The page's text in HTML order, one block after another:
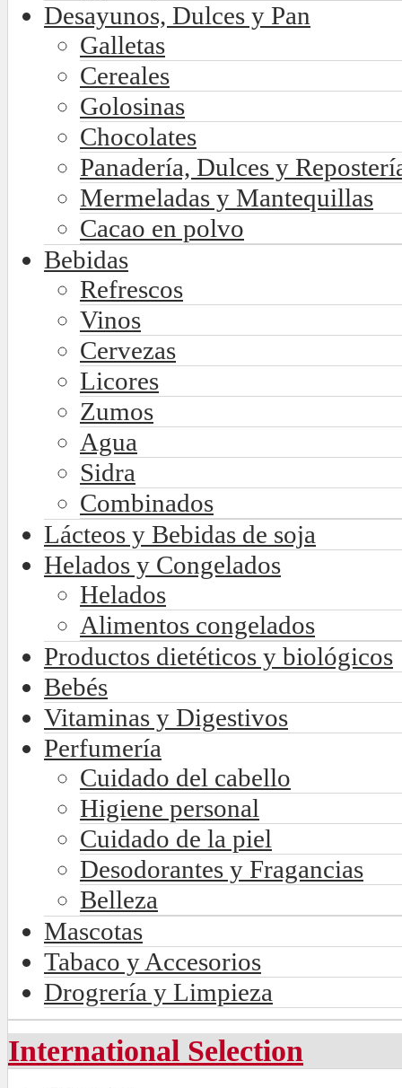
Desayunos, Dulces y Pan
Galletas
Cereales
Golosinas
Chocolates
Panadería, Dulces y
Mermeladas y Mantequillas
Cacao en polvo
Bebidas
Refrescos
Vinos
Cervezas
Licores
Zumos
Agua
Sidra
Combinados
Lácteos y Bebidas de soja
Helados y Congelados
Helados
Alimentos congelados
Productos dietéticos y biológicos
Bebés
Vitaminas y Digestivos
Perfumería
Cuidado del cabello
Higiene personal
Cuidado de la piel
Desodorantes y Fragancias
Belleza
Mascotas
Tabaco y Accesorios
Drogrería y Limpieza
International Selection